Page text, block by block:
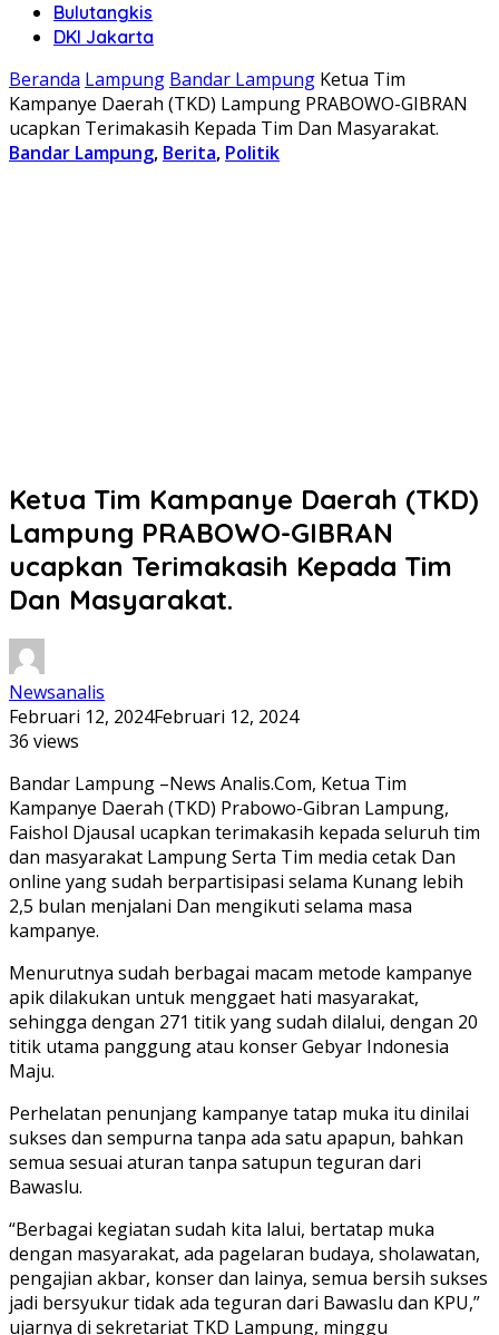
Bulutangkis
DKI Jakarta
Beranda Lampung Bandar Lampung Ketua Tim
Kampanye Daerah (TKD) Lampung PRABOWO-GIBRAN
ucapkan Terimakasih Kepada Tim Dan Masyarakat.
Bandar Lampung, Berita, Politik
Ketua Tim Kampanye Daerah (TKD)
Lampung PRABOWO-GIBRAN
ucapkan Terimakasih Kepada Tim
Dan Masyarakat.
Newsanalis
Februari 12, 2024Februari 12, 2024
36 views
Bandar Lampung –News Analis.Com, Ketua Tim
Kampanye Daerah (TKD) Prabowo-Gibran Lampung,
Faishol Djausal ucapkan terimakasih kepada seluruh tim
dan masyarakat Lampung Serta Tim media cetak Dan
online yang sudah berpartisipasi selama Kunang lebih
2,5 bulan menjalani Dan mengikuti selama masa
kampanye.
Menurutnya sudah berbagai macam metode kampanye
apik dilakukan untuk menggaet hati masyarakat,
sehingga dengan 271 titik yang sudah dilalui, dengan 20
titik utama panggung atau konser Gebyar Indonesia
Maju.
Perhelatan penunjang kampanye tatap muka itu dinilai
sukses dan sempurna tanpa ada satu apapun, bahkan
semua sesuai aturan tanpa satupun teguran dari
Bawaslu.
“Berbagai kegiatan sudah kita lalui, bertatap muka
dengan masyarakat, ada pagelaran budaya, sholawatan,
pengajian akbar, konser dan lainya, semua bersih sukses
jadi bersyukur tidak ada teguran dari Bawaslu dan KPU,”
ujarnya di sekretariat TKD Lampung, minggu